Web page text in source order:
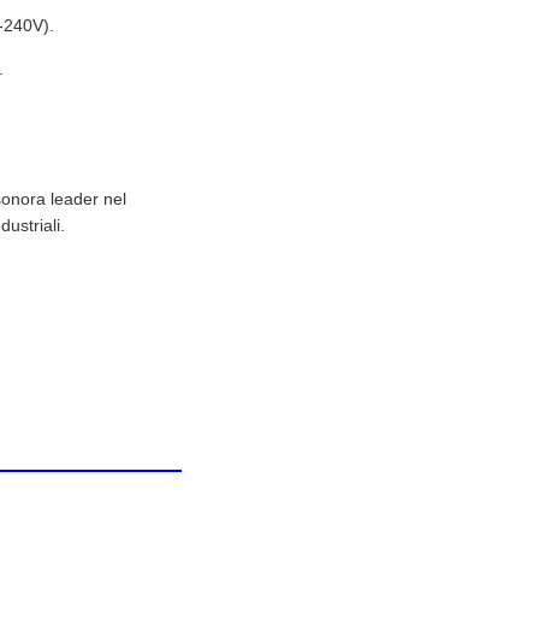
leader nel